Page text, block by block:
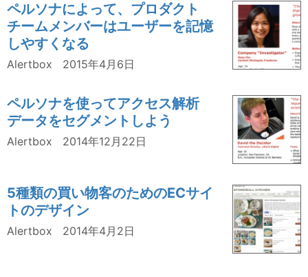
ペルソナによって、プロダクト
チームメンバーはユーザーを記憶
しやすくなる
Alertbox 2015年4月6日
ペルソナを使ってアクセス解析
データをセグメントしよう
Alertbox 2014年12月22日
5種類の買い物客のためのECサイ
トのデザイン
Alertbox 2014年4月2日